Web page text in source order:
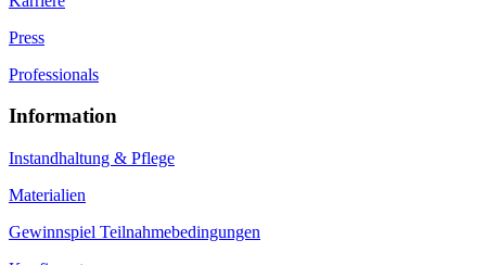
Press
Professionals
Information
Instandhaltung & Pflege
Materialien
Gewinnspiel Teilnahmebedingungen